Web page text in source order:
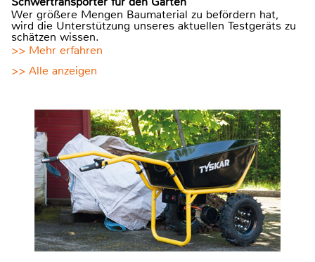
Wer größere Mengen Baumaterial zu befördern hat,
wird die Unterstützung unseres aktuellen Testgeräts zu
schätzen wissen.
>> Mehr erfahren
>> Alle anzeigen